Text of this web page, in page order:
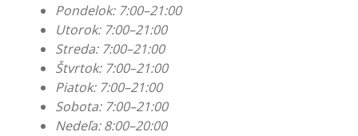
Pondelok: 7:00–21:00
Utorok: 7:00–21:00
Streda: 7:00–21:00
Štvrtok: 7:00–21:00
Piatok: 7:00–21:00
Sobota: 7:00–21:00
Nedeľa: 8:00–20:00